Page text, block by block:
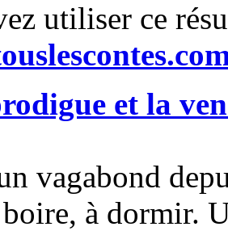
utiliser ce
et la
vagabond
à dormir.